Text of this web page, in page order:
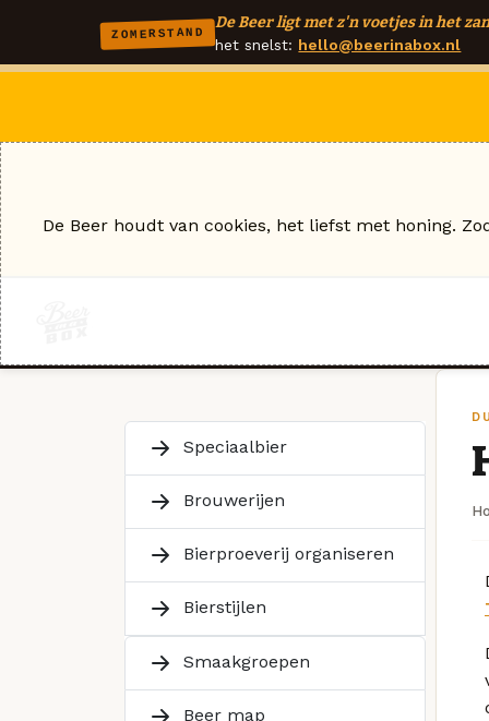
ZOMERSTAND
De Beer ligt met z'n voetjes in het
het snelst: hello@beerinabox.nl
Speciaalbier
Brouwerijen
Bierproeverij organiseren
Bierstijlen
Smaakgroepen
Beer map
De Beer houdt van cookies, het liefst met honing.